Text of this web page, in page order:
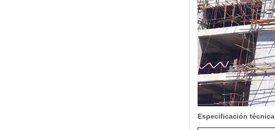
Especificación técnica